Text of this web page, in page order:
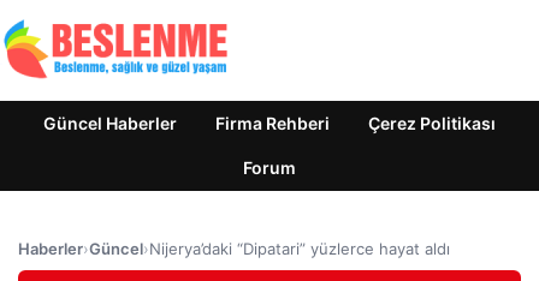
Güncel Haberler Firma Rehberi Çerez Politikası
Forum
Haberler›Güncel›Nijerya’daki “Dipatari” yüzlerce hayat aldı